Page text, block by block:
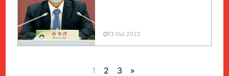
13 Out 2022
1 2 3 »